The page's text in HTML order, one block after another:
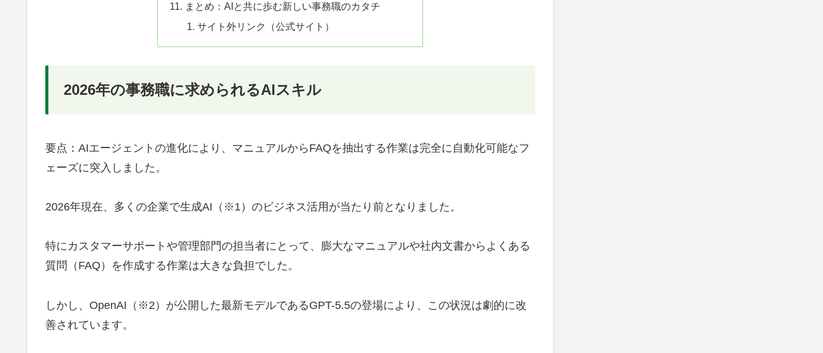
まとめ：AIと共に歩む新しい事務職のカタチ
サイト外リンク（公式サイト）
2026年の事務職に求められるAIスキル
要点：AIエージェントの進化により、マニュアルからFAQを抽出する作業は完全に自動化可能なフ
ェーズに突入しました。
2026年現在、多くの企業で生成AI（※1）のビジネス活用が当たり前となりました。
特にカスタマーサポートや管理部門の担当者にとって、膨大なマニュアルや社内文書からよくある
質問（FAQ）を作成する作業は大きな負担でした。
しかし、OpenAI（※2）が公開した最新モデルであるGPT-5.5の登場により、この状況は劇的に改
善されています。